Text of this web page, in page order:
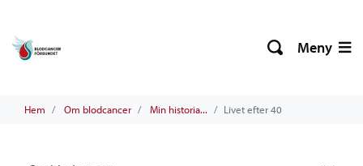
Meny
Hem Om blodcancer Min historia... Livet efter 40